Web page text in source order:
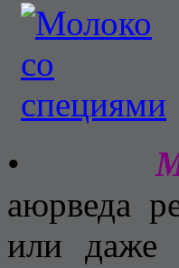
•
аюрведа
или даже